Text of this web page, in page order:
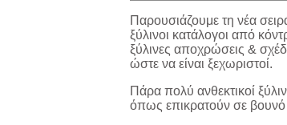
Παρουσιάζουμε τη νέα
ξύλινοι κατάλογοι από
ξύλινες αποχρώσεις &
ώστε να είναι ξεχωριστοί.
Πάρα πολύ ανθεκτικοί
όπως επικρατούν σε